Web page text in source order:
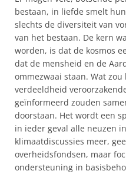
bestaan, in liefde smelt
slechts de diversiteit van
van het bestaan. De kern
worden, is dat de kosmos
dat de mensheid en de
ommezwaai staan. Wat
verdeeldheid
geïnformeerd zouden
doorstaan. Het wordt een
in ieder geval alle neuzen
klimaatdiscussies meer,
overheidsfondsen, maar
ondersteuning in